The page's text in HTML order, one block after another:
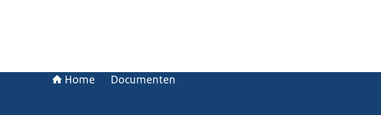
Home Documenten